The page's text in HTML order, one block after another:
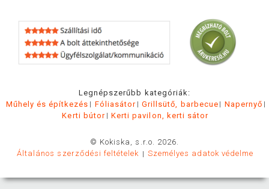
Legnépszerűbb kategóriák:
Műhely és építkezés
Fóliasátor Grillsütő, barbecue
Napernyő
Kerti bútor
Kerti pavilon, kerti sátor
© Kokiska, s.r.o. 2026.
Általános szerződési feltételek
Személyes adatok védelme